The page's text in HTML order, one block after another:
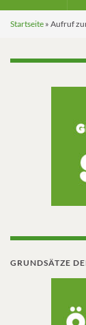
Startseite » Aufruf
GRUNDSÄTZE